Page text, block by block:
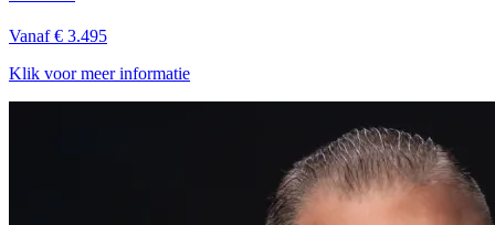
Vanaf € 3.495
Klik voor meer informatie